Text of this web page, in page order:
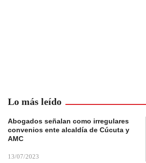
Lo más leído
Abogados señalan como irregulares
convenios ente alcaldía de Cúcuta y
AMC
13/07/2023